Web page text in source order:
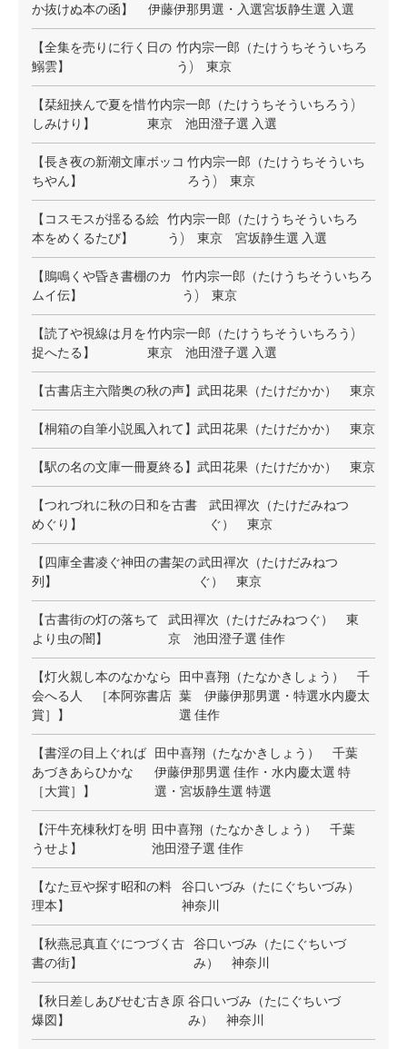
か抜けぬ本の函】
伊藤伊那男選・入選宮坂静生選 入選
【全集を売りに行く日の
鰯雲】
竹内宗一郎（たけうちそういちろ
う) 東京
【栞紐挟んで夏を惜
しみけり】
竹内宗一郎（たけうちそういちろう)
東京 池田澄子選 入選
【長き夜の新潮文庫ボッコ
ちやん】
竹内宗一郎（たけうちそういち
ろう) 東京
【コスモスが揺るる絵
本をめくるたび】
竹内宗一郎（たけうちそういちろ
う) 東京 宮坂静生選 入選
【鵙鳴くや昏き書棚のカ
ムイ伝】
竹内宗一郎（たけうちそういちろ
う) 東京
【読了や視線は月を
捉へたる】
竹内宗一郎（たけうちそういちろう)
東京 池田澄子選 入選
【古書店主六階奥の秋の声】 武田花果（たけだかか） 東京
【桐箱の自筆小説風入れて】 武田花果（たけだかか） 東京
【駅の名の文庫一冊夏終る】 武田花果（たけだかか） 東京
【つれづれに秋の日和を古書
めぐり】
武田禪次（たけだみねつ
ぐ） 東京
【四庫全書凌ぐ神田の書架の
列】
武田禪次（たけだみねつ
ぐ） 東京
【古書街の灯の落ちて
より虫の闇】
武田禪次（たけだみねつぐ） 東
京 池田澄子選 佳作
【灯火親し本のなかなら
会へる人 ［本阿弥書店
賞］】
田中喜翔（たなかきしょう） 千
葉 伊藤伊那男選・特選水内慶太
選 佳作
【書淫の目上ぐれば
あづきあらひかな
［大賞］】
田中喜翔（たなかきしょう） 千葉
伊藤伊那男選 佳作・水内慶太選 特
選・宮坂静生選 特選
【汗牛充棟秋灯を明
うせよ】
田中喜翔（たなかきしょう） 千葉
池田澄子選 佳作
【なた豆や探す昭和の料
理本】
谷口いづみ（たにぐちいづみ）
神奈川
【秋燕忌真直ぐにつづく古
書の街】
谷口いづみ（たにぐちいづ
み） 神奈川
【秋日差しあびせむ古き原
爆図】
谷口いづみ（たにぐちいづ
み） 神奈川